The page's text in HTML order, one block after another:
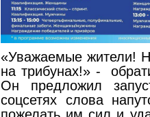
«Уважаемые жители!
на трибунах!» -
Он предложил
соцсетях слова